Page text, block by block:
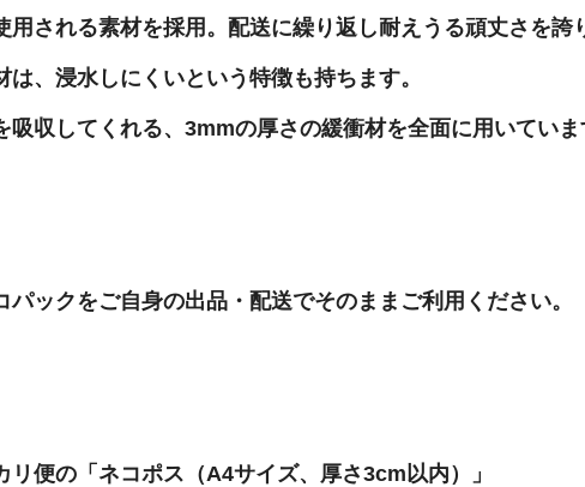
用される素材を採用。配送に繰り返し耐えうる頑丈さを誇
は、浸水しにくいという特徴も持ちます。
吸収してくれる、3mmの厚さの緩衝材を全面に用いていま
パックをご自身の出品・配送でそのままご利用ください。
リ便の「ネコポス（A4サイズ、厚さ3cm以内）」